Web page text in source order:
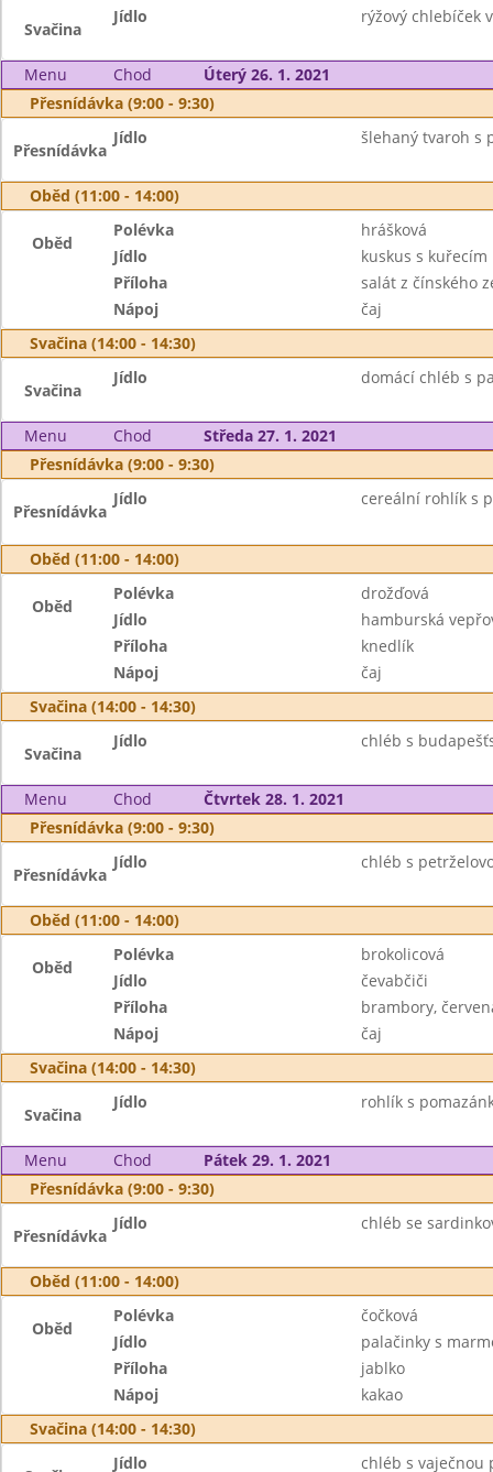
Svačina
Jídlo rýžový chlebíček
Menu Chod
Úterý 26. 1. 2021
Přesnídávka (9:00 - 9:30)
Přesnídávka
Jídlo šlehaný tvaroh s
Oběd (11:00 - 14:00)
Oběd
Polévka
hrášková
Jídlo
kuskus s
Příloha
salát z čínského
Nápoj
čaj
Svačina (14:00 - 14:30)
Svačina
Jídlo domácí chléb s
Menu Chod
Středa 27. 1. 2021
Přesnídávka (9:00 - 9:30)
Přesnídávka
Jídlo cereální rohlík s
Oběd (11:00 - 14:00)
Oběd
Polévka
drožďová
Jídlo
hamburská
Příloha
knedlík
Nápoj
čaj
Svačina (14:00 - 14:30)
Svačina
Jídlo chléb s
Menu Chod
Čtvrtek 28. 1. 2021
Přesnídávka (9:00 - 9:30)
Přesnídávka
Jídlo chléb s
Oběd (11:00 - 14:00)
Oběd
Polévka
brokolicová
Jídlo
čevabčiči
Příloha
brambory,
Nápoj
čaj
Svačina (14:00 - 14:30)
Svačina
Jídlo rohlík s
Menu Chod
Pátek 29. 1. 2021
Přesnídávka (9:00 - 9:30)
Přesnídávka
Jídlo chléb se
Oběd (11:00 - 14:00)
Oběd
Polévka
čočková
Jídlo
palačinky s
Příloha
jablko
Nápoj
kakao
Svačina (14:00 - 14:30)
Jídlo chléb s vaječnou